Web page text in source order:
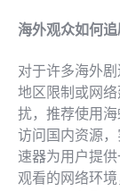
海外观众如何追
对于许多海外
地区限制或网
扰，推荐使用
访问国内资源
速器为用户提
观看的网络环